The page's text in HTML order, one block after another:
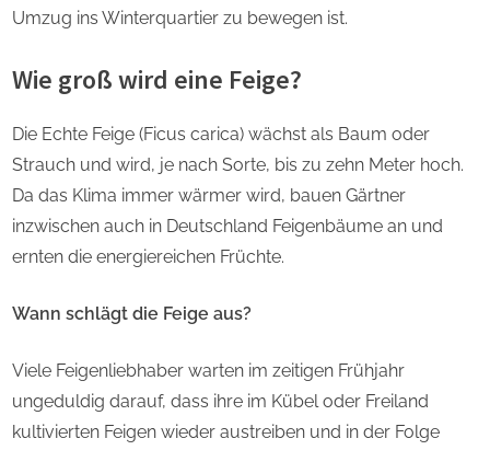
Umzug ins Winterquartier zu bewegen ist.
Wie groß wird eine Feige?
Die Echte Feige (Ficus carica) wächst als Baum oder
Strauch und wird, je nach Sorte, bis zu zehn Meter hoch.
Da das Klima immer wärmer wird, bauen Gärtner
inzwischen auch in Deutschland Feigenbäume an und
ernten die energiereichen Früchte.
Wann schlägt die Feige aus?
Viele Feigenliebhaber warten im zeitigen Frühjahr
ungeduldig darauf, dass ihre im Kübel oder Freiland
kultivierten Feigen wieder austreiben und in der Folge